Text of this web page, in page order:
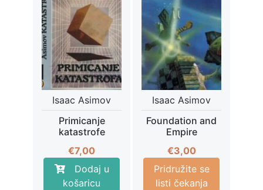
Isaac Asimov
Primicanje
katastrofe
€7,00
Dodaj u
košaricu
Isaac Asimov
Foundation and
Empire
€3,00
Pridružite se
listi čekanja